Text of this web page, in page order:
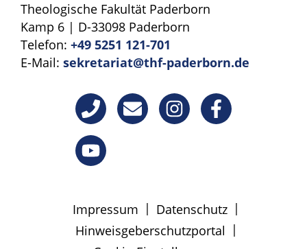
Theologische Fakultät Paderborn
Kamp 6 | D-33098 Paderborn
Telefon: +49 5251 121-701
E-Mail: sekretariat@thf-paderborn.de
Impressum | Datenschutz |
Hinweisgeberschutzportal |